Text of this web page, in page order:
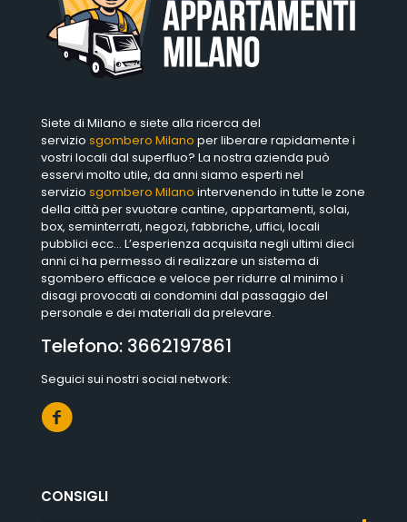
Siete di Milano e siete alla ricerca del
servizio sgombero Milano per liberare rapidamente i
vostri locali dal superfluo? La nostra azienda può
esservi molto utile, da anni siamo esperti nel
servizio sgombero Milano intervenendo in tutte le zone
della città per svuotare cantine, appartamenti, solai,
box, seminterrati, negozi, fabbriche, uffici, locali
pubblici ecc… L’esperienza acquisita negli ultimi dieci
anni ci ha permesso di realizzare un sistema di
sgombero efficace e veloce per ridurre al minimo i
disagi provocati ai condomini dal passaggio del
personale e dei materiali da prelevare.
Telefono: 3662197861
Seguici sui nostri social network:
CONSIGLI